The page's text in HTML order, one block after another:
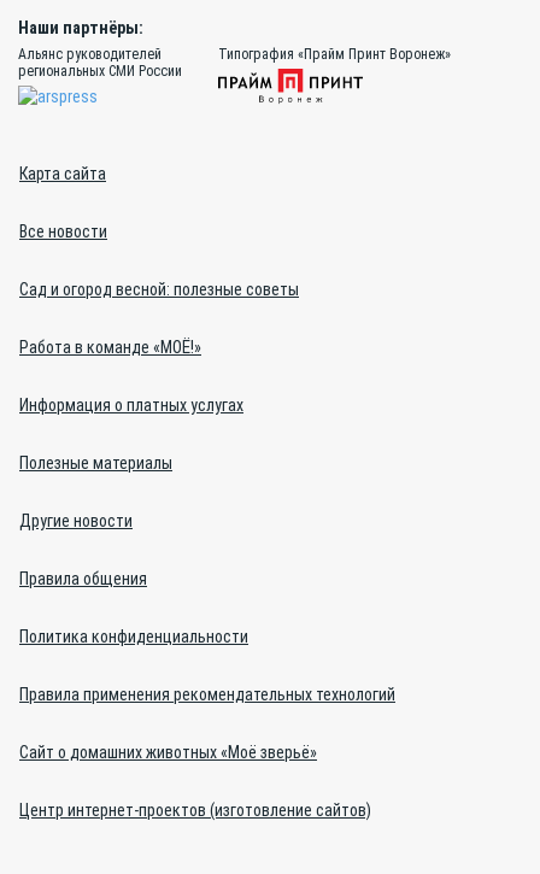
Наши партнёры:
Альянс руководителей
региональных СМИ России
Типография «Прайм Принт Воронеж»
Карта сайта
Все новости
Сад и огород весной: полезные советы
Работа в команде «МОЁ!»
Информация о платных услугах
Полезные материалы
Другие новости
Правила общения
Политика конфиденциальности
Правила применения рекомендательных технологий
Сайт о домашних животных «Моё зверьё»
Центр интернет-проектов (изготовление сайтов)